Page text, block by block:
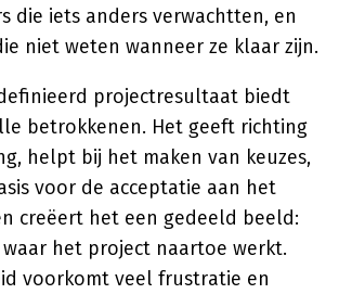
die iets anders verwachtten, en
niet weten wanneer ze klaar zijn.
projectresultaat biedt
betrokkenen. Het geeft richting
helpt bij het maken van keuzes,
voor de acceptatie aan het
creëert het een gedeeld beeld:
het project naartoe werkt.
voorkomt veel frustratie en